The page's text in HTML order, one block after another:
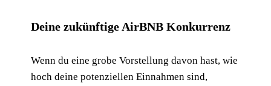
Deine zukünftige AirBNB Konkurrenz
Wenn du eine grobe Vorstellung davon hast, wie
hoch deine potenziellen Einnahmen sind,